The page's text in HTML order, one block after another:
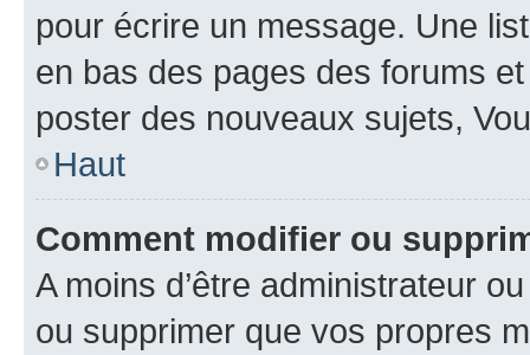
pour écrire un message. Une
en bas des pages des forums
poster des nouveaux sujets,
Haut
Comment modifier ou
A moins d’être administrateur
ou supprimer que vos propres